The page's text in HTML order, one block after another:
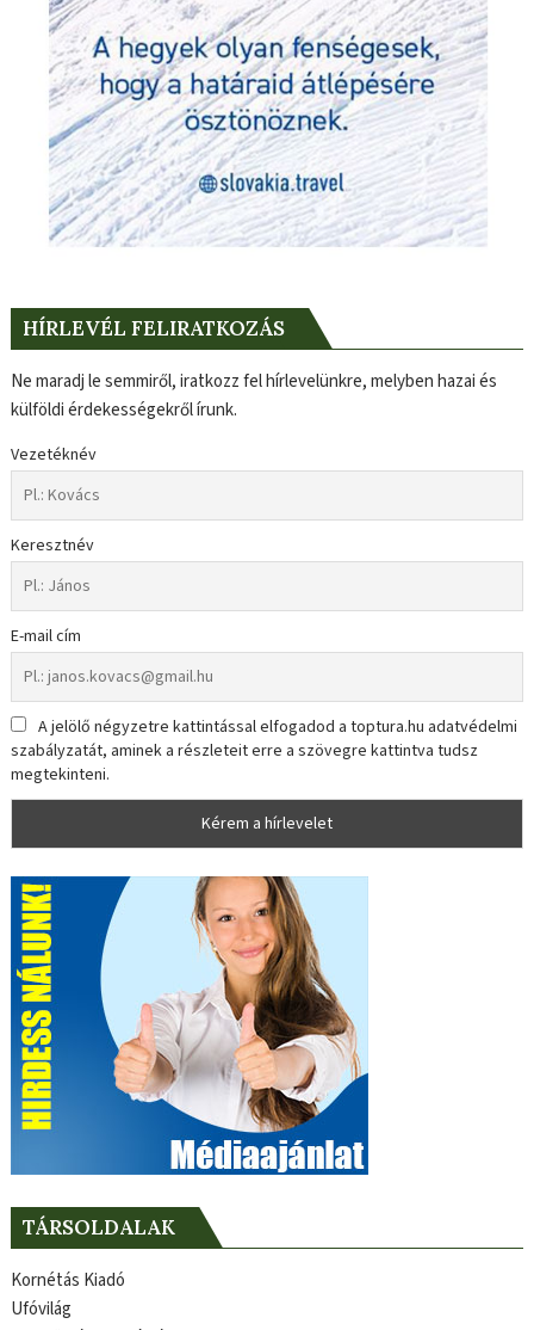
HÍRLEVÉL FELIRATKOZÁS
Ne maradj le semmiről, iratkozz fel hírlevelünkre, melyben hazai és
külföldi érdekességekről írunk.
Vezetéknév
Keresztnév
E-mail cím
A jelölő négyzetre kattintással elfogadod a toptura.hu adatvédelmi
szabályzatát, aminek a részleteit erre a szövegre kattintva tudsz
megtekinteni.
TÁRSOLDALAK
Kornétás Kiadó
Ufóvilág